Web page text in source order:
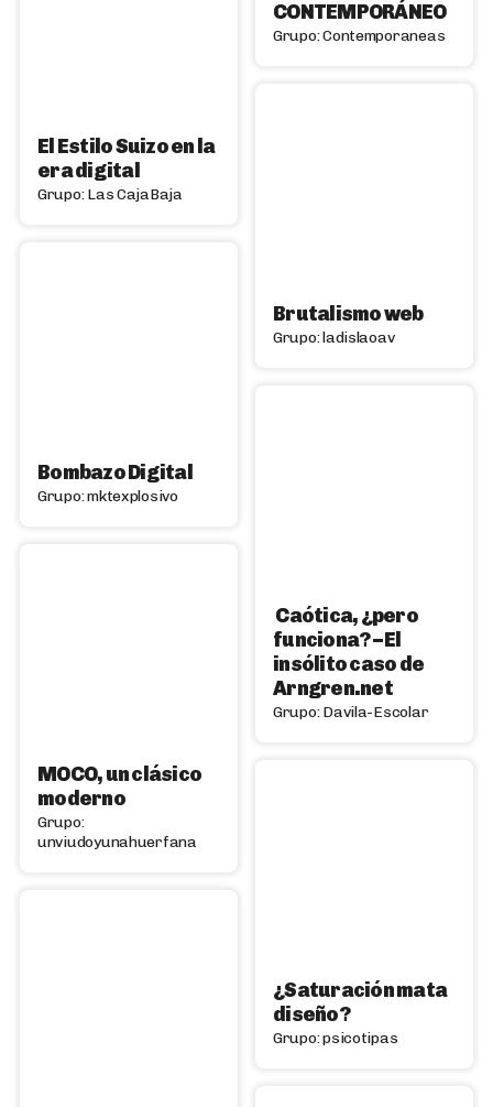
CONTEMPORÁNEO
Grupo: Contemporaneas
El Estilo Suizo en la
era digital
Grupo: Las CajaBaja
Brutalismo web
Grupo: ladislaoav
Bombazo Digital
Grupo: mktexplosivo
Caótica, ¿pero
funciona? – El
insólito caso de
Arngren.net
Grupo: Davila-Escolar
MOCO, un clásico
moderno
Grupo:
unviudoyunahuerfana
¿Saturación mata
diseño?
Grupo: psicotipas